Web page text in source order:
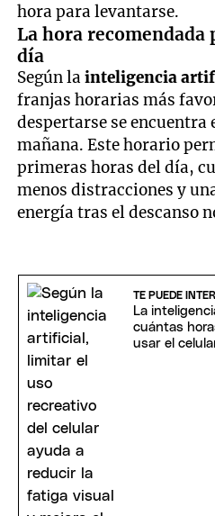
hora para levantarse.
La hora recomendada
día
Según lainteligencia
franjas horarias más
despertarse se encuentra
mañana. Este horario
primeras horas del día,
menos distracciones y
energía tras el descanso
TE PUEDE
La
cuántas
usar el